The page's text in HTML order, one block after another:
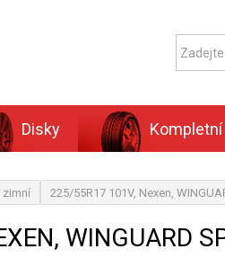
Disky Kompletní
zimní 225/55R17 101V, Nexen,
WINGUARD